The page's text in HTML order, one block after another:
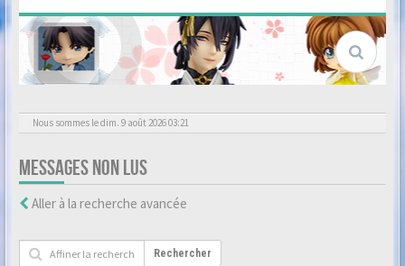
Nous sommes le dim. 9 août 2026 03:21
MESSAGES NON LUS
Aller à la recherche avancée
Rechercher